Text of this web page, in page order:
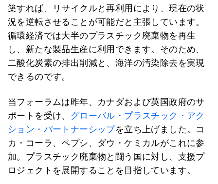
築すれば、リサイクルと再利用により、現在の状
況を逆転させることが可能だと主張しています。
循環経済では大半のプラスチック廃棄物を再生
し、新たな製品生産に利用できます。そのため、
二酸化炭素の排出削減と、海洋の汚染除去を実現
できるのです。
当フォーラムは昨年、カナダおよび英国政府のサ
ポートを受け、
グローバル・プラスチック・アク
ション・パートナーシップを立ち上げました。コ
カ・コーラ、ペプシ、ダウ・ケミカルがこれに参
加。プラスチック廃棄物と闘う国に対し、支援プ
ロジェクトを展開することを目指しています。